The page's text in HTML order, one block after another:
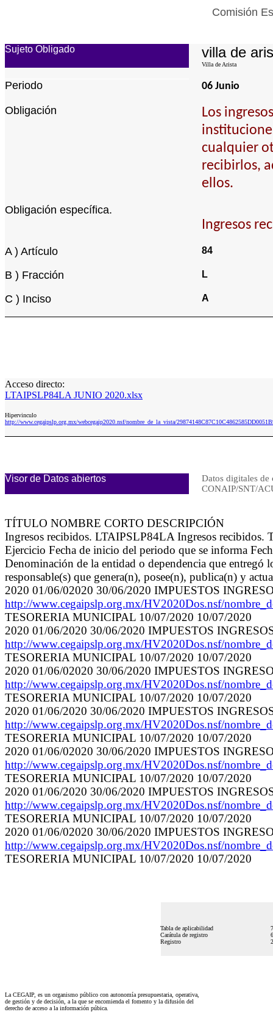
Comisión
Sujeto Obligado villa de
Villa de Arista
Periodo 06 Junio
Obligación
Los
cualquier
recibirlos,
ellos.
Obligación específica.
Ingresos
A ) Artículo 84
B ) Fracción L
C ) Inciso A
Acceso directo:
LTAIPSLP84LA JUNIO 2020.xlsx
Hipervinculo
http://www.cegaipslp.org.mx/webcegaip2020.nsf/nombre_de_la_vista/
Visor de Datos abiertos
Datos digitales de
CONAIP/SNT/
TÍTULO NOMBRE CORTO DESCRIPCIÓN
Ingresos recibidos. LTAIPSLP84LA Ingresos recibidos.
Ejercicio Fecha de inicio del periodo que se informa
Denominación de la entidad o dependencia que entregó
responsable(s) que genera(n), posee(n), publica(n) y
2020 01/06/02020 30/06/2020 IMPUESTOS
http://www.cegaipslp.org.mx/HV2020Dos.nsf/
TESORERIA MUNICIPAL 10/07/2020 10/07/2020
2020 01/06/2020 30/06/2020 IMPUESTOS
http://www.cegaipslp.org.mx/HV2020Dos.nsf/
TESORERIA MUNICIPAL 10/07/2020 10/07/2020
2020 01/06/02020 30/06/2020 IMPUESTOS
http://www.cegaipslp.org.mx/HV2020Dos.nsf/
TESORERIA MUNICIPAL 10/07/2020 10/07/2020
2020 01/06/2020 30/06/2020 IMPUESTOS
http://www.cegaipslp.org.mx/HV2020Dos.nsf/
TESORERIA MUNICIPAL 10/07/2020 10/07/2020
2020 01/06/02020 30/06/2020 IMPUESTOS
http://www.cegaipslp.org.mx/HV2020Dos.nsf/
TESORERIA MUNICIPAL 10/07/2020 10/07/2020
2020 01/06/2020 30/06/2020 IMPUESTOS
http://www.cegaipslp.org.mx/HV2020Dos.nsf/
TESORERIA MUNICIPAL 10/07/2020 10/07/2020
2020 01/06/02020 30/06/2020 IMPUESTOS
http://www.cegaipslp.org.mx/HV2020Dos.nsf/
TESORERIA MUNICIPAL 10/07/2020 10/07/2020
Tabla de aplicabilidad
Carátula de registro
Registro
La CEGAIP, es un organismo público con autonomía presupuestaria, operativa,
de gestión y de decisión, a la que se encomienda el fomento y la difusión del
derecho de acceso a la información púbica.